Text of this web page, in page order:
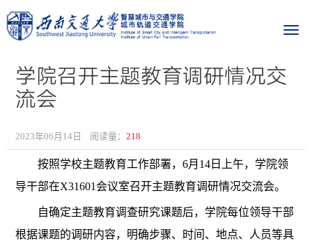
学院召开主题教育调研情况交
流会
2023年06月14日 阅读量： 218
按照学校主题教育工作部署， 6月14日上午，学院领
导干部在X31601会议室召开主题教育调研情况交流会。
自确定主题教育调查研究课题后，学院每位领导干部
根据课题的调研内容，明确步骤、时间、地点、人员等具